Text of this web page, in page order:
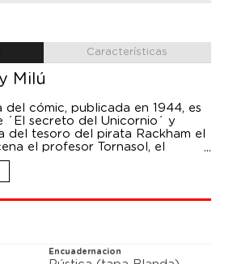
Características
Milú
del cómic, publicada en 1944, es
´El secreto del Unicornio´ y
del tesoro del pirata Rackham el
el profesor Tornasol, el
inventor sabio y despistado, al
a encontrar en las siguientes
y que pasará a ser uno de sus
Encuadernacion